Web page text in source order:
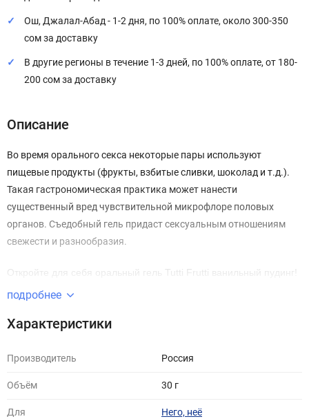
Ош, Джалал-Абад - 1-2 дня, по 100% оплате, около 300-350
сом за доставку
В другие регионы в течение 1-3 дней, по 100% оплате, от 180-
200 сом за доставку
Описание
Во время орального секса некоторые пары используют
пищевые продукты (фрукты, взбитые сливки, шоколад и т.д.).
Такая гастрономическая практика может нанести
существенный вред чувствительной микрофлоре половых
органов. Съедобный гель придаст сексуальным отношениям
свежести и разнообразия.
Откройте для себя оральный гель Tutti Frutti ванильный пудинг!
Он внесёт разнообразие в интимную жизнь, сделает её
придадут страсти любовной игре!
легко наносится, не залипает и приятно скользит по коже.
качестве лубриканта.
подробнее
Характеристики
Производитель Россия
Объём 30 г
Для Него, неё